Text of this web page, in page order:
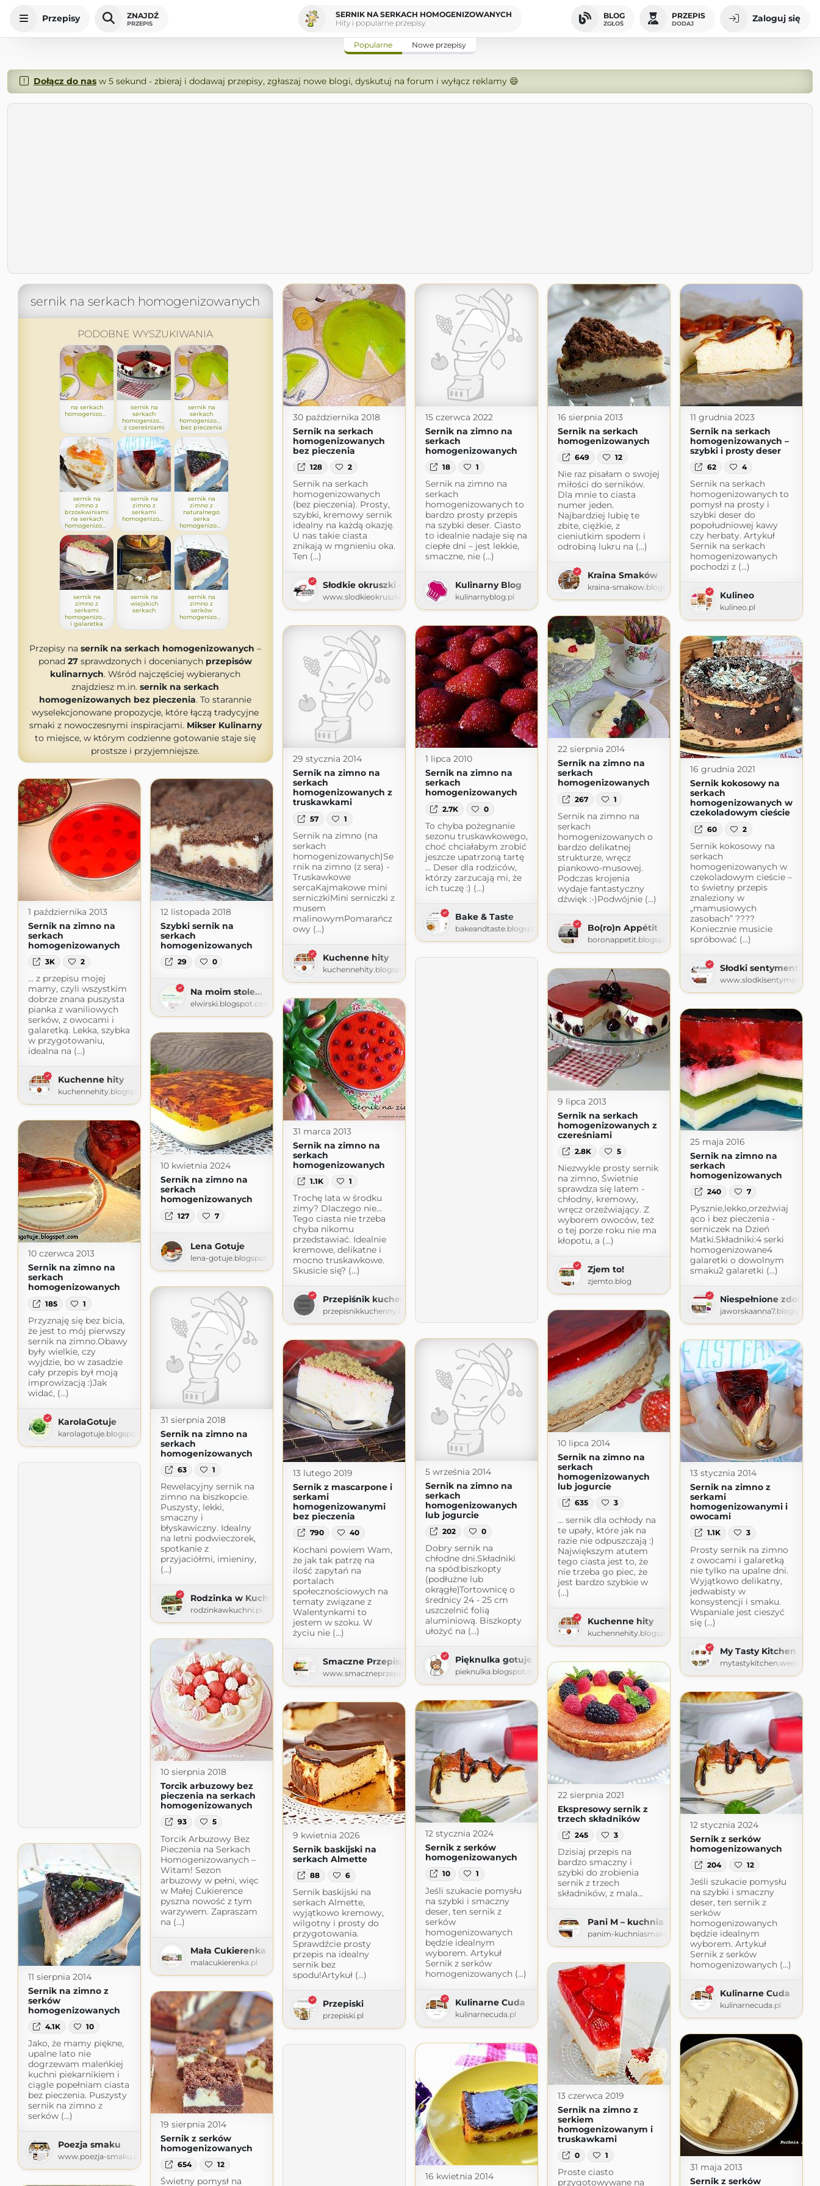
Przepisy ZNAJDŹ
PRZEPIS
SERNIK NA SERKACH HOMOGENIZOWANYCH
Hity i popularne przepisy
BLOG
ZGŁOŚ
PRZEPIS
DODAJ Zaloguj się
Popularne Nowe przepisy
Dołącz do nasw 5 sekund - zbieraj i dodawaj przepisy, zgłaszaj nowe blogi, dyskutuj na forum i wyłącz reklamy 😄
sernik na serkach homogenizowanych
PODOBNE WYSZUKIWANIA
na serkach
sernik na
serkach
homogenizowanych
z czereśniami
sernik na
serkach
homogenizowanych
bez pieczenia
sernik na
zimno z
brzoskwiniami
na serkach
sernik na
zimno z
serkami
sernik na
zimno z
naturalnego
serka
sernik na
zimno z
serkami
homogenizowanymi
i galaretka
sernik na
wiejskich
serkach
sernik na
zimno z
serków
Przepisy na sernik na serkach homogenizowanych –
ponad 27 sprawdzonych i docenianych przepisów
kulinarnych. Wśród najczęściej wybieranych
znajdziesz m.in. sernik na serkach
homogenizowanych bez pieczenia. To starannie
wyselekcjonowane propozycje, które łączą tradycyjne
smaki z nowoczesnymi inspiracjami. Mikser Kulinarny
to miejsce, w którym codzienne gotowanie staje się
prostsze i przyjemniejsze.
30 października 2018
Sernik na serkach
homogenizowanych
bez pieczenia
128 2
Sernik na serkach
homogenizowanych
(bez pieczenia). Prosty,
szybki, kremowy sernik
idealny na każdą okazję.
U nas takie ciasta
znikają w mgnieniu oka.
Ten (...)
Słodkie okruszki - piecz i gotuj z sercem
www.slodkieokruszki.pl
15 czerwca 2022
Sernik na zimno na
serkach
homogenizowanych
18 1
Sernik na zimno na
serkach
homogenizowanych to
bardzo prosty przepis
na szybki deser. Ciasto
to idealnie nadaje się na
ciepłe dni – jest lekkie,
smaczne, nie (...)
Kulinarny Blog
kulinarnyblog.pl
16 sierpnia 2013
Sernik na serkach
homogenizowanych
649 12
Nie raz pisałam o swojej
miłości do serników.
Dla mnie to ciasta
numer jeden.
Najbardziej lubię te
zbite, ciężkie, z
cieniutkim spodem i
odrobiną lukru na (...)
Kraina Smaków
kraina-smakow.blogspot.com
11 grudnia 2023
Sernik na serkach
homogenizowanych –
szybki i prosty deser
62 4
Sernik na serkach
homogenizowanych to
pomysł na prosty i
szybki deser do
popołudniowej kawy
czy herbaty. Artykuł
Sernik na serkach
homogenizowanych
pochodzi z (...)
Kulineo
kulineo.pl
22 sierpnia 2014
Sernik na zimno na
serkach
homogenizowanych
267 1
Sernik na zimno na
serkach
homogenizowanych o
bardzo delikatnej
strukturze, wręcz
piankowo-musowej.
Podczas krojenia
wydaje fantastyczny
dźwięk :-)Podwójnie (...)
Bo(ro)n Appétit
boronappetit.blogspot.com
29 stycznia 2014
Sernik na zimno na
serkach
homogenizowanych z
truskawkami
57 1
Sernik na zimno (na
serkach
homogenizowanych)Se
rnik na zimno (z sera) -
Truskawkowe
sercaKajmakowe mini
serniczkiMini serniczki z
musem
malinowymPomarańcz
owy (...)
Kuchenne hity
kuchennehity.blogspot.com
1 lipca 2010
Sernik na zimno na
serkach
homogenizowanych
2.7K 0
To chyba pożegnanie
sezonu truskawkowego,
choć chciałabym zrobić
jeszcze upatrzoną tartę
... Deser dla rodziców,
którzy zarzucają mi, że
ich tuczę :) (...)
Bake & Taste
bakeandtaste.blogspot.com
16 grudnia 2021
Sernik kokosowy na
serkach
homogenizowanych w
czekoladowym cieście
60 2
Sernik kokosowy na
serkach
homogenizowanych w
czekoladowym cieście –
to świetny przepis
znaleziony w
„mamusiowych
zasobach” ????
Koniecznie musicie
spróbować (...)
Słodki sentyment
www.slodkisentyment.pl
1 października 2013
Sernik na zimno na
serkach
homogenizowanych
3K 2
… z przepisu mojej
mamy, czyli wszystkim
dobrze znana puszysta
pianka z waniliowych
serków, z owocami i
galaretką. Lekka, szybka
w przygotowaniu,
idealna na (...)
Kuchenne hity
kuchennehity.blogspot.com
12 listopada 2018
Szybki sernik na
serkach
homogenizowanych
29 0
Na moim stole...
elwirski.blogspot.com
9 lipca 2013
Sernik na serkach
homogenizowanych z
czereśniami
2.8K 5
Niezwykle prosty sernik
na zimno, Świetnie
sprawdza się latem -
chłodny, kremowy,
wręcz orzeźwiający. Z
wyborem owoców, też
o tej porze roku nie ma
kłopotu, a (...)
Zjem to!
zjemto.blog
31 marca 2013
Sernik na zimno na
serkach
homogenizowanych
1.1K 1
Trochę lata w środku
zimy? Dlaczego nie...
Tego ciasta nie trzeba
chyba nikomu
przedstawiać. Idealnie
kremowe, delikatne i
mocno truskawkowe.
Skusicie się? (...)
Przepiśnik kuchenny
przepisnikkuchenny.blogspot.com
25 maja 2016
Sernik na zimno na
serkach
homogenizowanych
240 7
Pysznie,lekko,orzeźwiaj
ąco i bez pieczenia -
serniczek na Dzień
Matki.Składniki:4 serki
homogenizowane4
galaretki o dowolnym
smaku2 galaretki (...)
Niespełnione
10 kwietnia 2024
Sernik na zimno na
serkach
homogenizowanych
127 7
Lena Gotuje
lena-gotuje.blogspot.com
10 czerwca 2013
Sernik na zimno na
serkach
homogenizowanych
185 1
Przyznaję się bez bicia,
że jest to mój pierwszy
sernik na zimno.Obawy
były wielkie, czy
wyjdzie, bo w zasadzie
cały przepis był moją
improwizacją :)Jak
widać, (...)
KarolaGotuje
karolagotuje.blogspot.com
31 sierpnia 2018
Sernik na zimno na
serkach
homogenizowanych
63 1
Rewelacyjny sernik na
zimno na biszkopcie.
Puszysty, lekki,
smaczny i
błyskawiczny. Idealny
na letni podwieczorek,
spotkanie z
przyjaciółmi, imieniny,
(...)
Rodzinka w Kuchni
rodzinkawkuchni.pl
10 lipca 2014
Sernik na zimno na
serkach
homogenizowanych
lub jogurcie
635 3
… sernik dla ochłody na
te upały, które jak na
razie nie odpuszczają :)
Największym atutem
tego ciasta jest to, że
nie trzeba go piec, że
jest bardzo szybkie w
(...)
Kuchenne hity
kuchennehity.blogspot.com
5 września 2014
Sernik na zimno na
serkach
homogenizowanych
lub jogurcie
202 0
Dobry sernik na
chłodne dni.Składniki
na spód:biszkopty
(podłużne lub
okrągłe)Tortownicę o
średnicy 24 - 25 cm
uszczelnić folią
aluminiową. Biszkopty
ułożyć na (...)
Pięknulka gotuje i testuje
pieknulka.blogspot.com
13 lutego 2019
Sernik z mascarpone i
serkami
homogenizowanymi
bez pieczenia
790 40
Kochani powiem Wam,
że jak tak patrzę na
ilość zapytań na
portalach
społecznościowych na
tematy związane z
Walentynkami to
jestem w szoku. W
życiu nie (...)
Smaczne Przepisy
www.smaczneprzepisy.com.pl
13 stycznia 2014
Sernik na zimno z
serkami
homogenizowanymi i
owocami
1.1K 3
Prosty sernik na zimno
z owocami i galaretką
nie tylko na upalne dni.
Wyjątkowo delikatny,
jedwabisty w
konsystencji i smaku.
Wspaniale jest cieszyć
się (...)
My Tasty Kitchen
10 sierpnia 2018
Torcik arbuzowy bez
pieczenia na serkach
homogenizowanych
93 5
Torcik Arbuzowy Bez
Pieczenia na Serkach
Homogenizowanych –
Witam! Sezon
arbuzowy w pełni, więc
w Małej Cukierence
pyszna nowość z tym
warzywem. Zapraszam
na (...)
Mała Cukierenka
malacukierenka.pl
22 sierpnia 2021
Ekspresowy sernik z
trzech składników
245 3
Dzisiaj przepis na
bardzo smaczny i
szybki do zrobienia
sernik z trzech
składników, z mala…
Pani M – kuchnia smakowita
panim-kuchniasmakowita.com
12 stycznia 2024
Sernik z serków
homogenizowanych
204 12
Jeśli szukacie pomysłu
na szybki i smaczny
deser, ten sernik z
serków
homogenizowanych
będzie idealnym
wyborem. Artykuł
Sernik z serków
homogenizowanych (...)
Kulinarne Cuda
kulinarnecuda.pl
12 stycznia 2024
Sernik z serków
homogenizowanych
10 1
Jeśli szukacie pomysłu
na szybki i smaczny
deser, ten sernik z
serków
homogenizowanych
będzie idealnym
wyborem. Artykuł
Sernik z serków
homogenizowanych (...)
Kulinarne Cuda
kulinarnecuda.pl
9 kwietnia 2026
Sernik baskijski na
serkach Almette
88 6
Sernik baskijski na
serkach Almette,
wyjątkowo kremowy,
wilgotny i prosty do
przygotowania.
Sprawdźcie prosty
przepis na idealny
sernik bez
spodu!Artykuł (...)
Przepiski
przepiski.pl
11 sierpnia 2014
Sernik na zimno z
serków
homogenizowanych
4.1K 10
Jako, że mamy piękne,
upalne lato nie
dogrzewam maleńkiej
kuchni piekarnikiem i
ciągle popełniam ciasta
bez pieczenia. Puszysty
sernik na zimno z
serków (...)
Poezja smaku
www.poezja-smaku.pl
13 czerwca 2019
Sernik na zimno z
serkiem
homogenizowanym i
truskawkami
0 1
Proste ciasto
przygotowywane na
19 sierpnia 2014
Sernik z serków
homogenizowanych
654 12
Świetny pomysł na
31 maja 2013
Sernik z serków
16 kwietnia 2014